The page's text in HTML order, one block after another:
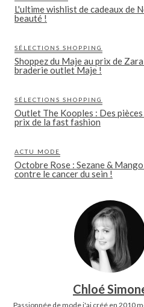
L'ultime wishlist de cadeaux de
beauté !
SÉLECTIONS SHOPPING
Shoppez du Maje au prix de
braderie outlet Maje !
SÉLECTIONS SHOPPING
Outlet The Kooples : Des
prix de la fast fashion
ACTU MODE
Octobre Rose : Sezane &
contre le cancer du sein !
Chloé
Passionnée de mode j'ai créé en 2010